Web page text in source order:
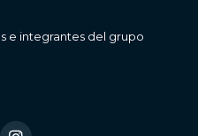
e integrantes del grupo